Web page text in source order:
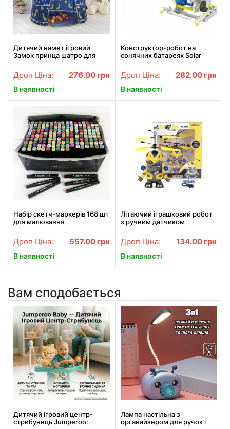
Дитячий намет ігровий
Замок принца шатро для
Дроп Ціна: 276.00 грн
В наявності
Конструктор-робот на
сонячних батареях Solar
Дроп Ціна: 282.00 грн
В наявності
Набір скетч-маркерів 168 шт
для малювання
Дроп Ціна: 557.00 грн
В наявності
Літаючий іграшковий робот
з ручним датчиком
Дроп Ціна: 134.00 грн
В наявності
Вам сподобається
Дитячий ігровий центр-
стрибунець Jumperoo:
Лампа настільна з
органайзером для ручок і